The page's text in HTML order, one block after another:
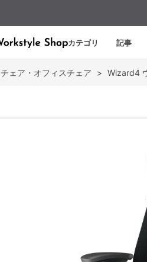
カテゴリ 記事
チェア・オフィスチェア > Wizard4